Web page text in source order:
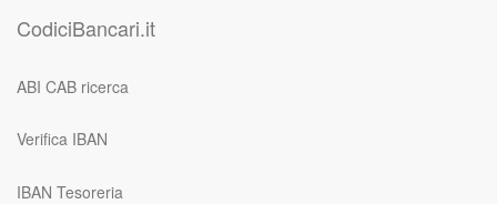
CodiciBancari.it
ABI CAB ricerca
Verifica IBAN
IBAN Tesoreria